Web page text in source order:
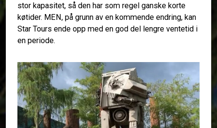
stor kapasitet, så den har som regel ganske korte
køtider. MEN, på grunn av en kommende endring, kan
Star Tours ende opp med en god del lengre ventetid i
en periode.